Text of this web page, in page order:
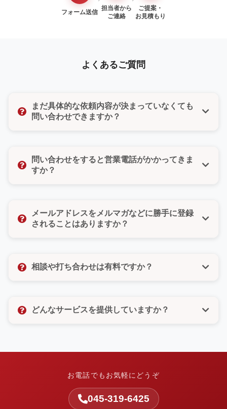
フォーム送信
担当者から
ご連絡
ご提案・
お見積もり
よくあるご質問
まだ具体的な依頼内容が決まっていなくても
問い合わせできますか？
たい」「ちょっとした質問だけでもいいのかな」そん
な気持ちでも大丈夫です。どんな小さなご相談でもお
問い合わせをすると営業電話がかかってきま
すか？
たしません。また、お問い合わせフォームではご希望
の連絡方法（電話・メール・どちらでもよい）をお選
メールアドレスをメルマガなどに勝手に登録
されることはありますか？
なども一切いたしませんので、ご安心ください。お客
相談や打ち合わせは有料ですか？
望をしっかりとお聞きし、最適なご提案をさせていた
どんなサービスを提供していますか？
を整理し、実行まで伴走します。
お電話でもお気軽にどうぞ
045-319-6425